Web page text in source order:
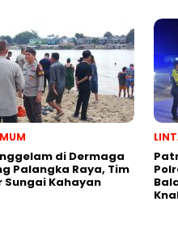
di Dermaga
Palangka Raya, Tim
Sungai Kahayan